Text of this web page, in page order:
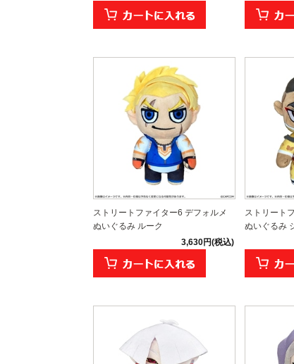
ストリートファイター6 デフォルメ
ぬいぐるみ ルーク
3,630円(税込)
ストリート
ぬいぐるみ